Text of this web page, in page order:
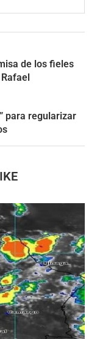
de los fieles
para regularizar